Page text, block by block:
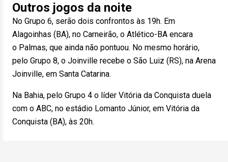
Outros jogos da noite
No Grupo 6, serão dois confrontos às 19h. Em
Alagoinhas (BA), no Carneirão, o Atlético-BA encara
o Palmas, que ainda não pontuou. No mesmo horário,
pelo Grupo 8, o Joinville recebe o São Luiz (RS), na Arena
Joinville, em Santa Catarina.
Na Bahia, pelo Grupo 4 o líder Vitória da Conquista duela
com o ABC, no estádio Lomanto Júnior, em Vitória da
Conquista (BA), às 20h.